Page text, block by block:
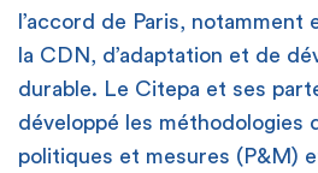
l’accord de Paris, notamment
la CDN, d’adaptation et de
durable. Le Citepa et ses
développé les méthodologies
politiques et mesures (P&M)